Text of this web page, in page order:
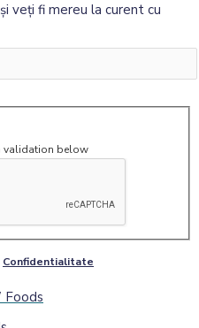
veţi fi mereu la curent cu
validation below
Confidentialitate
Foods